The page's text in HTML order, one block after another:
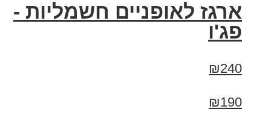
ארגז לאופניים חשמליות -
פג'ו
₪240
₪190